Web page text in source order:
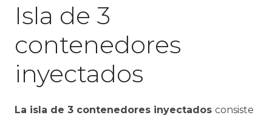
Isla de 3
contenedores
inyectados
La isla de 3 contenedores inyectados consiste